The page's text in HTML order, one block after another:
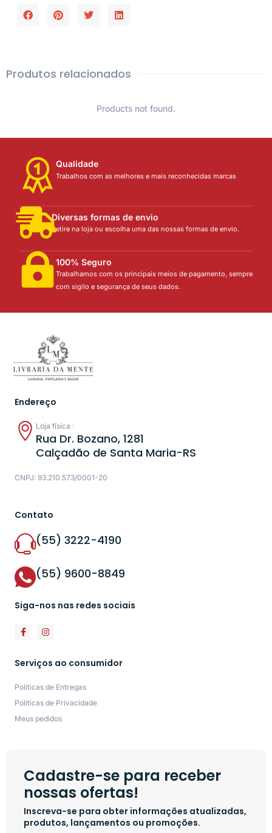
Produtos relacionados
Products not found.
Qualidade
Trabalhos com as melhores e mais reconhecidas marcas
Diversas formas de envio
Retire na loja ou escolha uma das nossas formas de envio.
100% Seguro
Trabalhamos com os principais meios de pagamento, sempre
com sigilo e segurança de seus dados.
Endereço
Loja física :
Rua Dr. Bozano, 1281
Calçadão de Santa Maria-RS
CNPJ: 93.210.573/0001-20
Contato
(55) 3222-4190
(55) 9600-8849
Siga-nos nas redes sociais
Serviços ao consumidor
Políticas de Entregas
Políticas de Privacidade
Meus pedidos
Cadastre-se para receber
nossas ofertas!
Inscreva-se para obter informações atualizadas,
produtos, lançamentos ou promoções.